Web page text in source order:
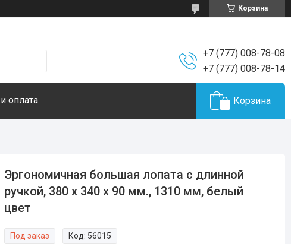
Корзина
+7 (777) 008-78-08
+7 (777) 008-78-14
оплата Корзина
Эргономичная большая лопата с длинной
ручкой, 380 x 340 x 90 мм., 1310 мм, белый
цвет
Под заказ Код: 56015